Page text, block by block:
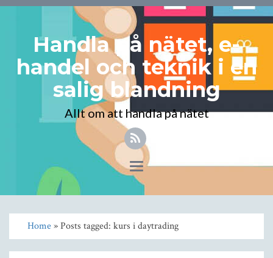
Handla på nätet, e-
handel och teknik i en
salig blandning
Allt om att handla på nätet
Toggle
navigation
Home» Posts tagged: kurs i daytrading